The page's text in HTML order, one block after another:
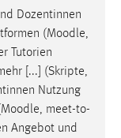
Dozentinnen
(Moodle,
Tutorien
[...] (Skripte,
Nutzung
Moodle, meet-to-
Angebot und